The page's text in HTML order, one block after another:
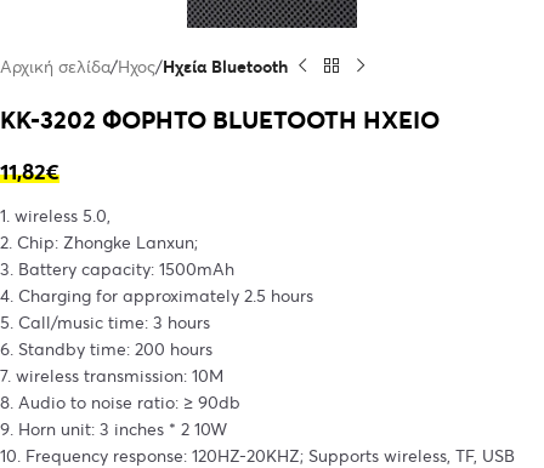
Αρχική σελίδα Ήχος Ηχεία Bluetooth
KK-3202 ΦΟΡΗΤΟ BLUETOOTH ΗΧΕΙΟ
11,82€
1. wireless 5.0,
2. Chip: Zhongke Lanxun;
3. Battery capacity: 1500mAh
4. Charging for approximately 2.5 hours
5. Call/music time: 3 hours
6. Standby time: 200 hours
7. wireless transmission: 10M
8. Audio to noise ratio: ≥ 90db
9. Horn unit: 3 inches * 2 10W
10. Frequency response: 120HZ-20KHZ; Supports wireless, TF, USB